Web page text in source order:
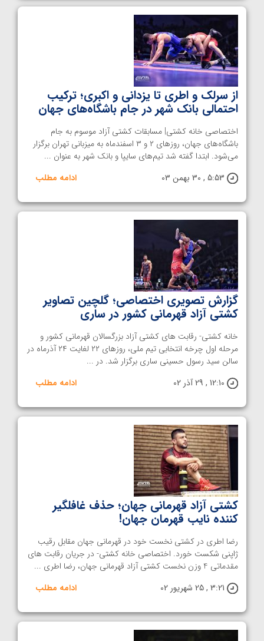
از سرلک و اطری تا یزدانی و اکبری؛ ترکیب
احتمالی بانک شهر در جام باشگاه‌های جهان
اختصاصی خانه کشتی| مسابقات کشتی آزاد موسوم به جام
باشگاه‌های جهان، روزهای ۲ و ۳ اسفندماه به میزبانی تهران برگزار
می‌شود. ابتدا گفته شد تیم‌های سایپا و بانک شهر به عنوان ...
5:53 , 30 بهمن 03
ادامه مطلب
گزارش تصویری اختصاصی؛ گلچین تصاویر
کشتی آزاد قهرمانی کشور در ساری
خانه کشتی- رقابت های کشتی آزاد بزرگسالان قهرمانی کشور و
مرحله اول چرخه انتخابی تیم ملی، روزهای ۲۲ لغایت ۲۴ آذرماه در
سالن سید رسول حسینی ساری برگزار شد. در ...
12:10 , 29 آذر 02
ادامه مطلب
کشتی آزاد قهرمانی جهان؛ حذف غافلگیر
کننده نایب قهرمان جهان!
رضا اطری در کشتی نخست خود در قهرمانی جهان مقابل رقیب
ژاپنی شکست خورد. اختصاصی خانه کشتی- در جریان رقابت های
مقدماتی 4 وزن نخست کشتی آزاد قهرمانی جهان، رضا اطری ...
3:21 , 25 شهریور 02
ادامه مطلب